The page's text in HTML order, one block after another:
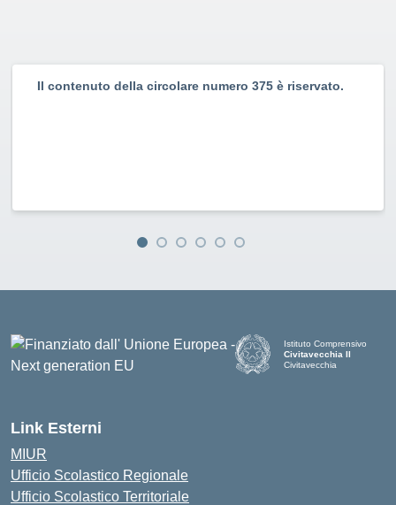
Il contenuto della circolare numero 375 è riservato.
Istituto Comprensivo
Civitavecchia II
Civitavecchia
Link Esterni
MIUR
Ufficio Scolastico Regionale
Ufficio Scolastico Territoriale